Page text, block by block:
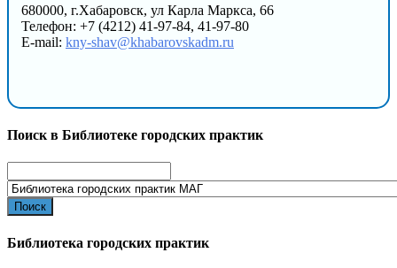
680000, г.Хабаровск, ул Карла Маркса, 66
Телефон: +7 (4212) 41-97-84, 41-97-80
E-mail: kny-shav@khabarovskadm.ru
Поиск в Библиотеке городских практик
for:
Библиотека городских практик